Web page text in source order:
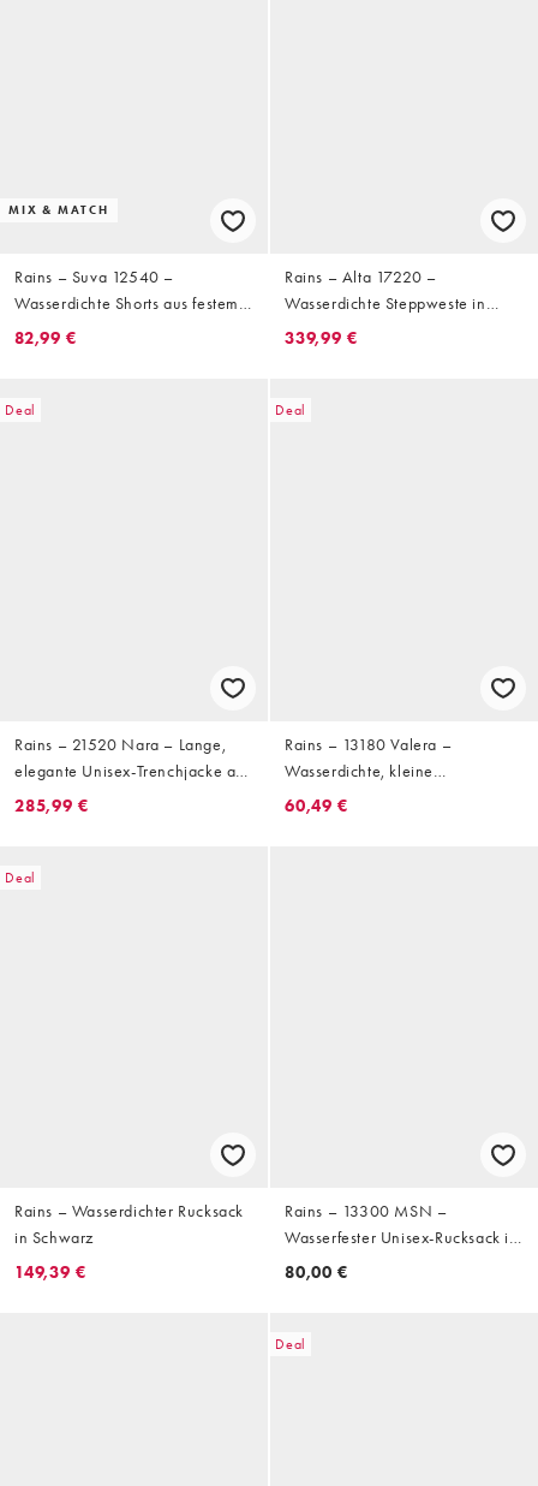
MIX & MATCH
Rains – Suva 12540 –
Wasserdichte Shorts aus festem
Material in Grün
82,99 €
Rains – Alta 17220 –
Wasserdichte Steppweste in
Schwarz mit Fleecefutter und
339,99 €
Deal
Rains – 21520 Nara – Lange,
elegante Unisex-Trenchjacke aus
wasserfestem Material in
285,99 €
Deal
Rains – 13180 Valera –
Wasserdichte, kleine
Schultertasche in Braun mit
60,49 €
Deal
Rains – Wasserdichter Rucksack
in Schwarz
149,39 €
Rains – 13300 MSN –
Wasserfester Unisex-Rucksack in
Grün
80,00 €
Deal